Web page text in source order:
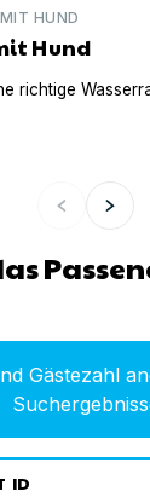
HUND
Hund
richtige
Gästezahl
ID